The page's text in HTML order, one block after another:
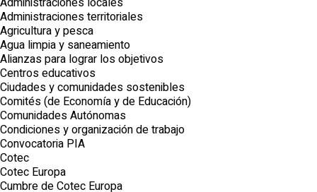
Administraciones territoriales
Agricultura y pesca
Agua limpia y saneamiento
Alianzas para lograr los objetivos
Centros educativos
Ciudades y comunidades sostenibles
Comités (de Economía y de Educación)
Comunidades Autónomas
Condiciones y organización de trabajo
Convocatoria PIA
Cotec
Cotec Europa
Cumbre de Cotec Europa